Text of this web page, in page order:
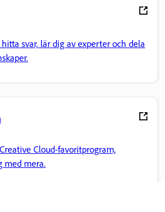
svar, lär dig av experter och dela
Cloud-favoritprogram,
med mera.